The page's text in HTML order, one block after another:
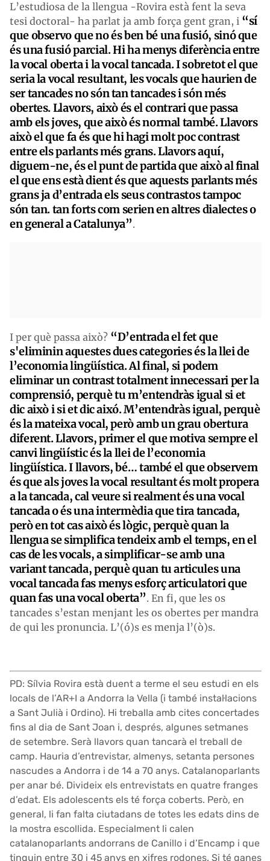
L’estudiosa de la llengua -Rovira està fent la seva
tesi doctoral- ha parlat ja amb força gent gran, i “sí
que observo que no és ben bé una fusió, sinó que
és una fusió parcial. Hi ha menys diferència entre
la vocal oberta i la vocal tancada. I sobretot el que
seria la vocal resultant, les vocals que haurien de
ser tancades no són tan tancades i són més
obertes. Llavors, això és el contrari que passa
amb els joves, que això és normal també. Llavors
això el que fa és que hi hagi molt poc contrast
entre els parlants més grans. Llavors aquí,
diguem-ne, és el punt de partida que això al final
el que ens està dient és que aquests parlants més
grans ja d’entrada els seus contrastos tampoc
són tan. tan forts com serien en altres dialectes o
en general a Catalunya”.
I per què passa això? “D’entrada el fet que
s'eliminin aquestes dues categories és la llei de
l’economia lingüística. Al final, si podem
eliminar un contrast totalment innecessari per la
comprensió, perquè tu m’entendràs igual si et
dic això i si et dic aixó. M’entendràs igual, perquè
és la mateixa vocal, però amb un grau obertura
diferent. Llavors, primer el que motiva sempre el
canvi lingüístic és la llei de l’economia
lingüística. I llavors, bé… també el que observem
és que als joves la vocal resultant és molt propera
a la tancada, cal veure si realment és una vocal
tancada o és una intermèdia que tira tancada,
però en tot cas això és lògic, perquè quan la
llengua se simplifica tendeix amb el temps, en el
cas de les vocals, a simplificar-se amb una
variant tancada, perquè quan tu articules una
vocal tancada fas menys esforç articulatori que
quan fas una vocal oberta”. En fi, que les os
tancades s’estan menjant les os obertes per mandra
de qui les pronuncia. L’(ó)s es menja l’(ò)s.
PD: Sílvia Rovira està duent a terme el seu estudi en els
locals de l’AR+I a Andorra la Vella (i també instal·lacions
a Sant Julià i Ordino). Hi treballa amb cites concertades
fins al dia de Sant Joan i, després, algunes setmanes
de setembre. Serà llavors quan tancarà el treball de
camp. Hauria d’entrevistar, almenys, setanta persones
nascudes a Andorra i de 14 a 70 anys. Catalanoparlants
per anar bé. Divideix els entrevistats en quatre franges
d’edat. Els adolescents els té força coberts. Però, en
general, li fan falta ciutadans de totes les edats dins de
la mostra escollida. Especialment li calen
catalanoparlants andorrans de Canillo i d’Encamp i que
tinguin entre 30 i 45 anys en xifres rodones. Si té ganes